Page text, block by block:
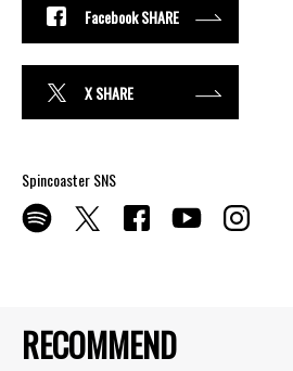
RECOMMEND
Facebook SHARE
X SHARE
Spincoaster SNS